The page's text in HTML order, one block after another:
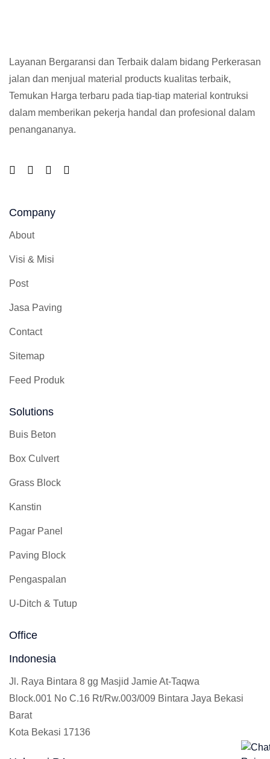
Layanan Bergaransi dan Terbaik dalam bidang Perkerasan
jalan dan menjual material products kualitas terbaik,
Temukan Harga terbaru pada tiap-tiap material kontruksi
dalam memberikan pekerja handal dan profesional dalam
penangananya.
Company
About
Visi & Misi
Post
Jasa Paving
Contact
Sitemap
Feed Produk
Solutions
Buis Beton
Box Culvert
Grass Block
Kanstin
Pagar Panel
Paving Block
Pengaspalan
U-Ditch & Tutup
Office
Indonesia
Jl. Raya Bintara 8 gg Masjid Jamie At-Taqwa
Block.001 No C.16 Rt/Rw.003/009 Bintara Jaya Bekasi
Barat
Kota Bekasi 17136